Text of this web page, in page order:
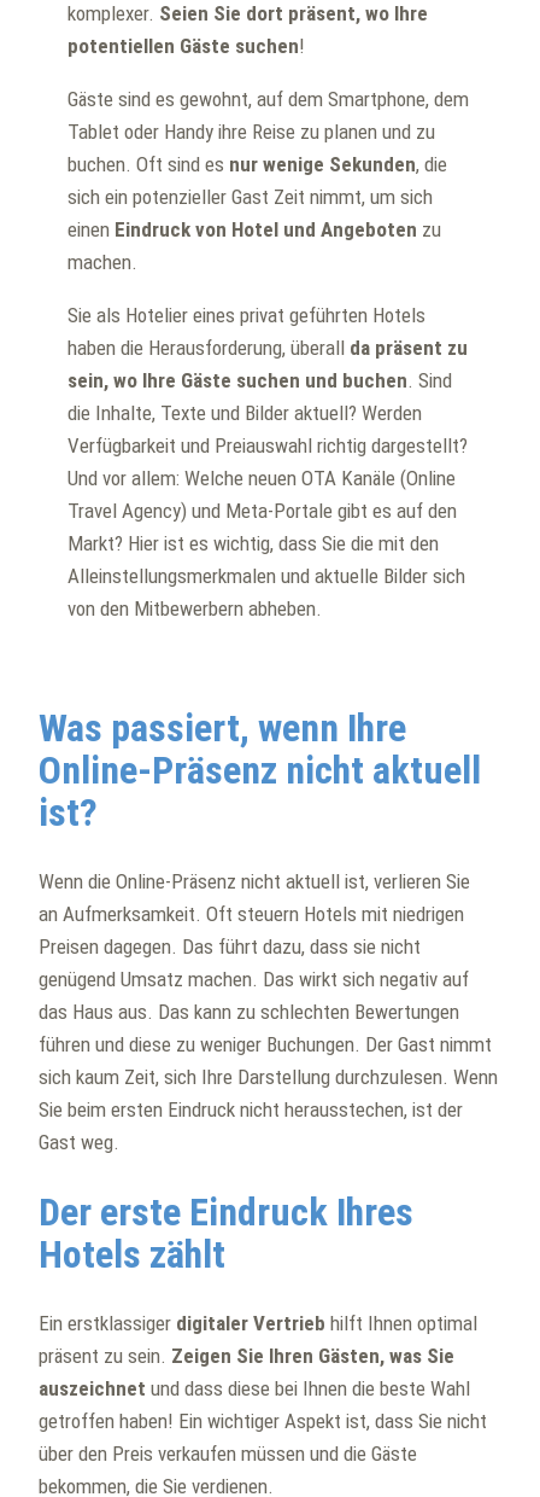
komplexer. Seien Sie dort präsent, wo Ihre
potentiellen Gäste suchen!
Gäste sind es gewohnt, auf dem Smartphone, dem
Tablet oder Handy ihre Reise zu planen und zu
buchen. Oft sind es nur wenige Sekunden, die
sich ein potenzieller Gast Zeit nimmt, um sich
einen Eindruck von Hotel und Angeboten zu
machen.
Sie als Hotelier eines privat geführten Hotels
haben die Herausforderung, überall da präsent zu
sein, wo Ihre Gäste suchen und buchen. Sind
die Inhalte, Texte und Bilder aktuell? Werden
Verfügbarkeit und Preiauswahl richtig dargestellt?
Und vor allem: Welche neuen OTA Kanäle (Online
Travel Agency) und Meta-Portale gibt es auf den
Markt? Hier ist es wichtig, dass Sie die mit den
Alleinstellungsmerkmalen und aktuelle Bilder sich
von den Mitbewerbern abheben.
Was passiert, wenn Ihre
Online-Präsenz nicht aktuell
ist?
Wenn die Online-Präsenz nicht aktuell ist, verlieren Sie
an Aufmerksamkeit. Oft steuern Hotels mit niedrigen
Preisen dagegen. Das führt dazu, dass sie nicht
genügend Umsatz machen. Das wirkt sich negativ auf
das Haus aus. Das kann zu schlechten Bewertungen
führen und diese zu weniger Buchungen. Der Gast nimmt
sich kaum Zeit, sich Ihre Darstellung durchzulesen. Wenn
Sie beim ersten Eindruck nicht herausstechen, ist der
Gast weg.
Der erste Eindruck Ihres
Hotels zählt
Ein erstklassiger digitaler Vertrieb hilft Ihnen optimal
präsent zu sein. Zeigen Sie Ihren Gästen, was Sie
auszeichnet und dass diese bei Ihnen die beste Wahl
getroffen haben! Ein wichtiger Aspekt ist, dass Sie nicht
über den Preis verkaufen müssen und die Gäste
bekommen, die Sie verdienen.